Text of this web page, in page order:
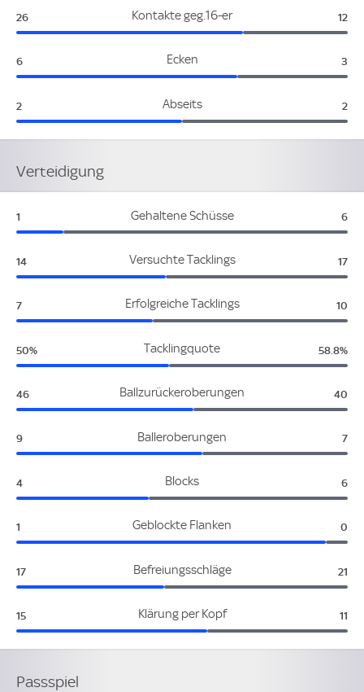
Kontakte geg.16-er
Niederlande:
26 12
Ecken
Niederlande:
6 3
Abseits
Niederlande:
2 2
Verteidigung
Gehaltene Schüsse
Niederlande:
1 6
Versuchte Tacklings
Niederlande:
14 17
Erfolgreiche Tacklings
Niederlande:
7 10
Tacklingquote
Niederlande:
50% 58.8%
Ballzurückeroberungen
Niederlande:
46 40
Balleroberungen
Niederlande:
9 7
Blocks
Niederlande:
4 6
Geblockte Flanken
Niederlande:
1 0
Befreiungsschläge
Niederlande:
17 21
Klärung per Kopf
Niederlande:
15 11
Passspiel